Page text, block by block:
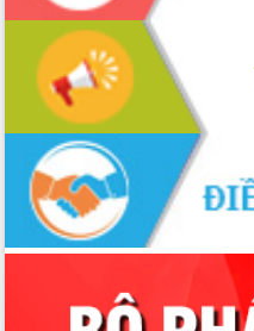
Gặp mặt các cơ quan báo chí nhân Kỷ
niệm 101 năm Ngày Báo chí Cách
mạng Việt Nam
Đắk Lắk sơ kết 4 năm triển khai thực
hiện Đề án 06 của Chính phủ
Họp báo thông tin về Hội nghị Công bố
Quy hoạch và Xúc tiến đầu tư tỉnh Đắk
Lắk
Khơi thông điểm nghẽn, đẩy nhanh
giải ngân vốn khắc phục thiên tai
HĐND tỉnh thông qua điều chỉnh Quy
hoạch tỉnh thời kỳ 2021-2030